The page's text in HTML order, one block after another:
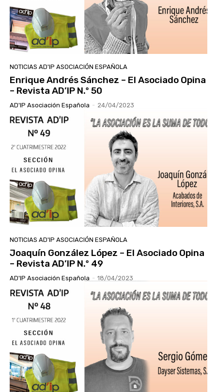
NOTICIAS AD'IP ASOCIACIÓN ESPAÑOLA
Enrique Andrés Sánchez – El Asociado Opina
– Revista AD’IP N.º 50
AD'IP Asociación Española - 24/04/2023
NOTICIAS AD'IP ASOCIACIÓN ESPAÑOLA
Joaquín González López – El Asociado Opina
– Revista AD’IP N.º 49
AD'IP Asociación Española - 18/04/2023